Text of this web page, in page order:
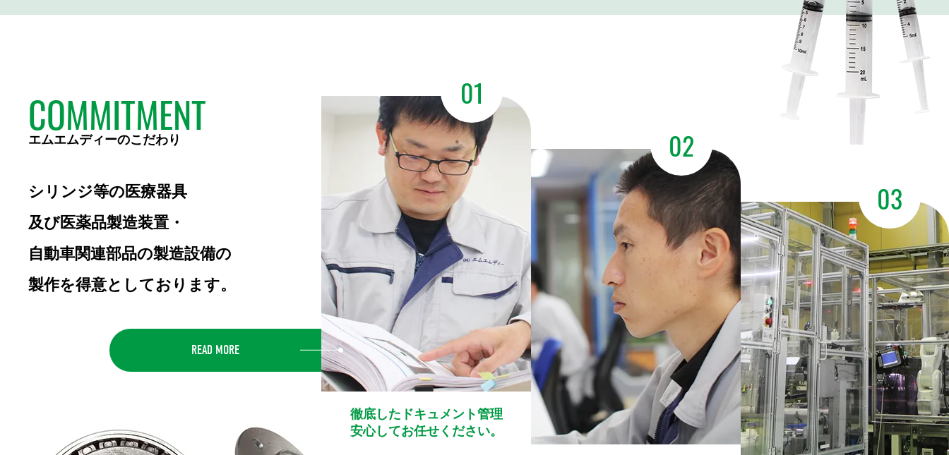
COMMITMENT
エムエムディーのこだわり
シリンジ等の医療器具
及び医薬品製造装置・
自動車関連部品の製造設備の
製作を得意としております。
READ MORE
01
徹底したドキュメント管理
安心してお任せください。
02
03